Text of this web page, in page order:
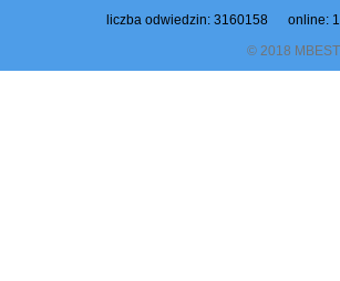
liczba odwiedzin: 3160158 online: 1
© 2018 MBEST